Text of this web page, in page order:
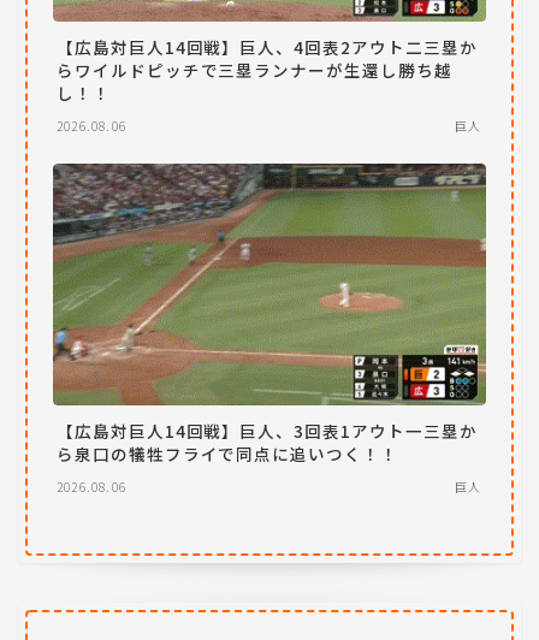
【広島対巨人14回戦】巨人、4回表2アウト二三塁か
らワイルドピッチで三塁ランナーが生還し勝ち越
し！！
2026.08.06 巨人
【広島対巨人14回戦】巨人、3回表1アウト一三塁か
ら泉口の犠牲フライで同点に追いつく！！
2026.08.06 巨人